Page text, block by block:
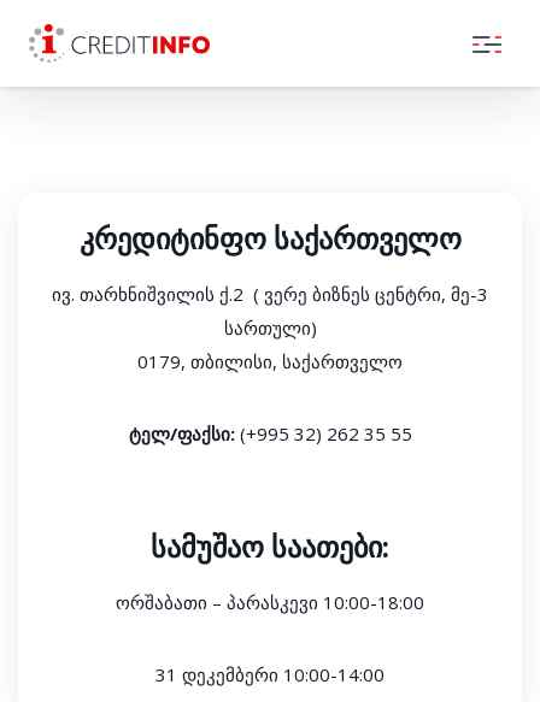
კრედიტინფო საქართველო
ივ. თარხნიშვილის ქ.2 ( ვერე ბიზნეს ცენტრი, მე-3
სართული)
0179, თბილისი, საქართველო
ტელ/ფაქსი:(+995 32) 262 35 55
სამუშაო საათები:
ორშაბათი – პარასკევი 10:00-18:00
31 დეკემბერი 10:00-14:00